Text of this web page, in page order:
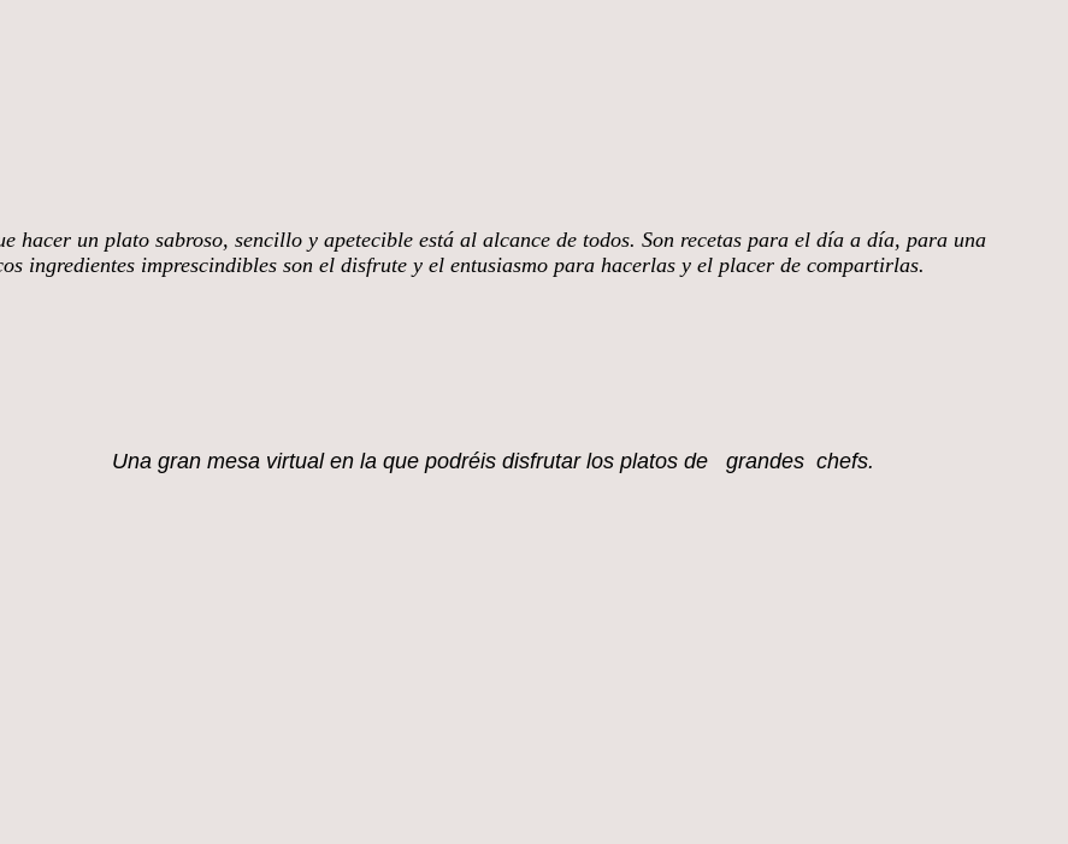
hacer un plato sabroso, sencillo y apetecible está al alcance de todos. Son recetas para el día a día, para una
ingredientes imprescindibles son el disfrute y el entusiasmo para hacerlas y el placer de compartirlas.
blog. Una gran mesa virtual en la que podréis disfrutar los platos de grandes chefs.